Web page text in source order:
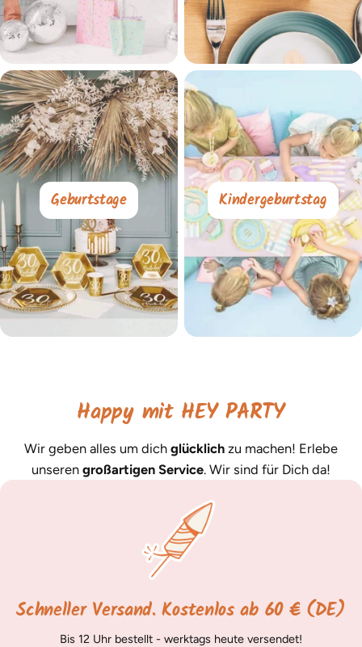
Geburtstage Kindergeburtstag
Happy mit HEY PARTY
Wir geben alles um dich glücklich zu machen! Erlebe
unseren großartigen Service. Wir sind für Dich da!
Schneller Versand. Kostenlos ab 60 € (DE)
Bis 12 Uhr bestellt - werktags heute versendet!